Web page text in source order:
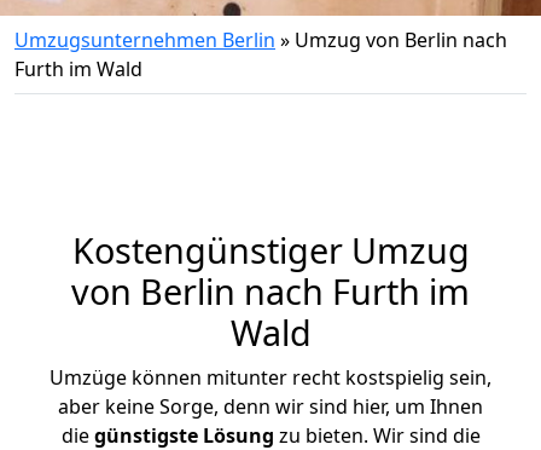
Umzugsunternehmen Berlin » Umzug von Berlin nach
Furth im Wald
Kostengünstiger Umzug
von Berlin nach Furth im
Wald
Umzüge können mitunter recht kostspielig sein,
aber keine Sorge, denn wir sind hier, um Ihnen
diegünstigste Lösung zu bieten. Wir sind die